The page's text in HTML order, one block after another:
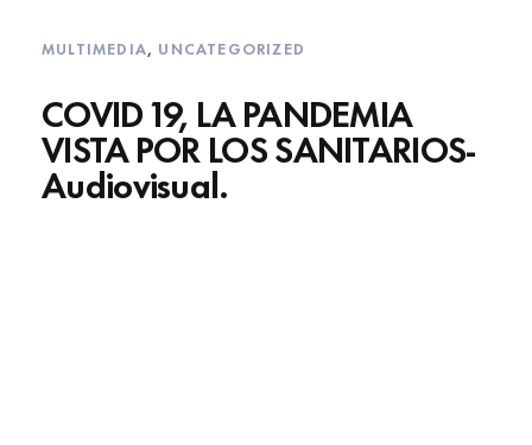
MULTIMEDIA, UNCATEGORIZED
COVID 19, LA PANDEMIA
VISTA POR LOS SANITARIOS-
Audiovisual.